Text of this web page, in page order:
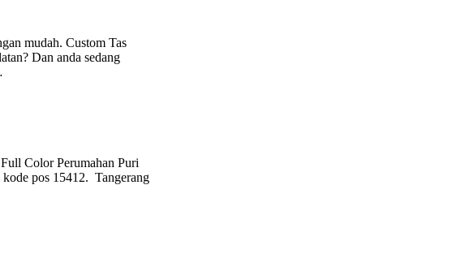
mudah. Custom Tas
Dan anda sedang
Color Perumahan Puri
pos 15412. Tangerang